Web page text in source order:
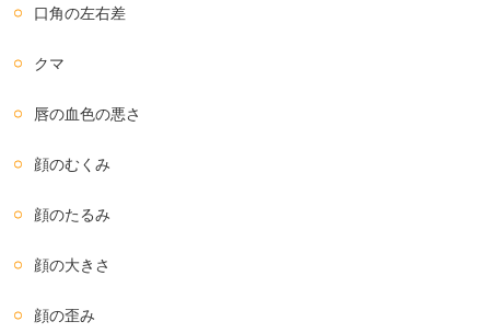
口角の左右差
クマ
唇の血色の悪さ
顔のむくみ
顔のたるみ
顔の大きさ
顔の歪み